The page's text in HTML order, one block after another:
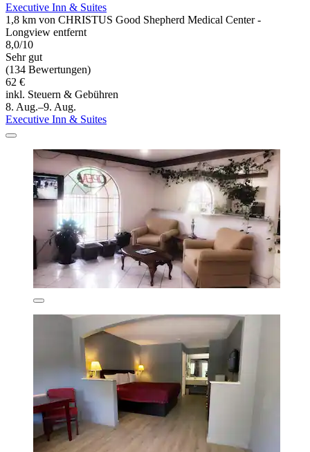
Executive Inn & Suites
1,8 km von CHRISTUS Good Shepherd Medical Center -
Longview entfernt
8,0/10
Sehr gut
(134 Bewertungen)
62 €
inkl. Steuern & Gebühren
8. Aug.–9. Aug.
Executive Inn & Suites